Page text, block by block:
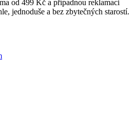
od 499 Kč a případnou reklamaci
jednoduše a bez zbytečných starostí.